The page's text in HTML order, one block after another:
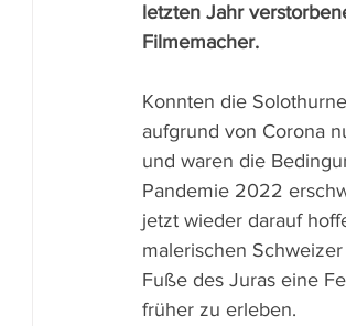
letzten Jahr
Filmemacher.
Konnten die
aufgrund von Corona
und waren die
Pandemie 2022
jetzt wieder darauf
malerischen
Fuße des Juras eine
früher zu erleben.